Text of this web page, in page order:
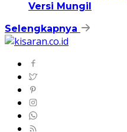
Versi Mungil
Selengkapnya